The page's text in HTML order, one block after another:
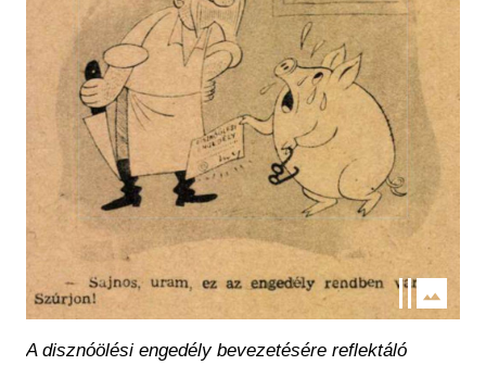
A disznóölési engedély bevezetésére reflektáló